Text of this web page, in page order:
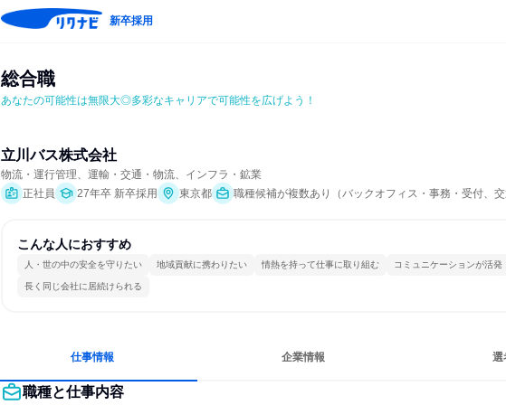
新卒採用
総合職
あなたの可能性は無限大◎多彩なキャリアで可能性を広げよう！
立川バス株式会社
物流・運行管理、運輸・交通・物流、インフラ・鉱業
正社員
27年卒 新卒採用 東京都 職種候補が複数あり（バックオフィス・事務・受付、交
こんな人におすすめ
人・世の中の安全を守りたい 地域貢献に携わりたい 情熱を持って仕事に取り組む コミュニケーションが活発
長く同じ会社に居続けられる
仕事情報 企業情報 選
職種と仕事内容